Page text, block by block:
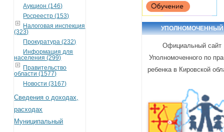
Аукцион (146)
Росреестр (153)
Налоговая инспекция
(323)
Прокуратура (232)
Информация для
населения (299)
Правительство
области (1577)
Новости (3167)
Сведения о доходах,
расходах
Муниципальный
УПОЛНОМОЧЕННЫЙ
Официальный сайт
Уполномоченного по
ребенка в Кировской